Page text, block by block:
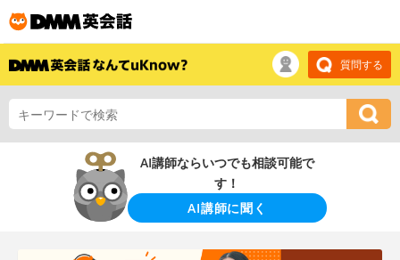
質問する
AI講師ならいつでも相談可能で
す！
AI講師に聞く